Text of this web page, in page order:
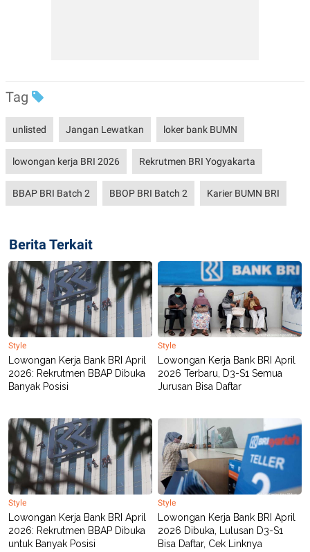
Tag
unlisted Jangan Lewatkan loker bank BUMN
lowongan kerja BRI 2026 Rekrutmen BRI Yogyakarta
BBAP BRI Batch 2 BBOP BRI Batch 2 Karier BUMN BRI
Berita Terkait
Style
Lowongan Kerja Bank BRI April
2026: Rekrutmen BBAP Dibuka
Banyak Posisi
Style
Lowongan Kerja Bank BRI April
2026 Terbaru, D3-S1 Semua
Jurusan Bisa Daftar
Style
Lowongan Kerja Bank BRI April
2026: Rekrutmen BBAP Dibuka
untuk Banyak Posisi
Style
Lowongan Kerja Bank BRI April
2026 Dibuka, Lulusan D3-S1
Bisa Daftar, Cek Linknya